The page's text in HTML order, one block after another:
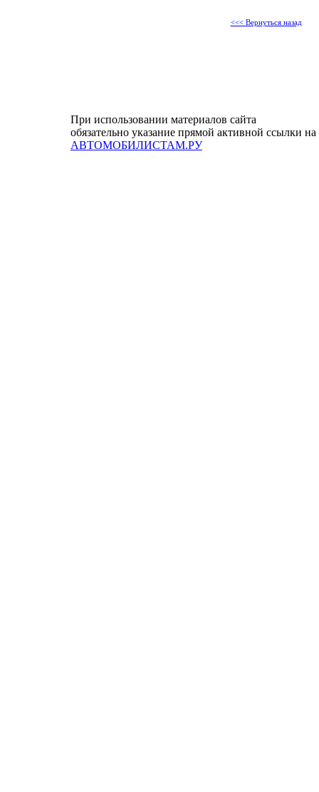
<<< Вернуться назад
При использовании материалов сайта
обязательно указание прямой активной ссылки на
АВТОМОБИЛИСТАМ.РУ